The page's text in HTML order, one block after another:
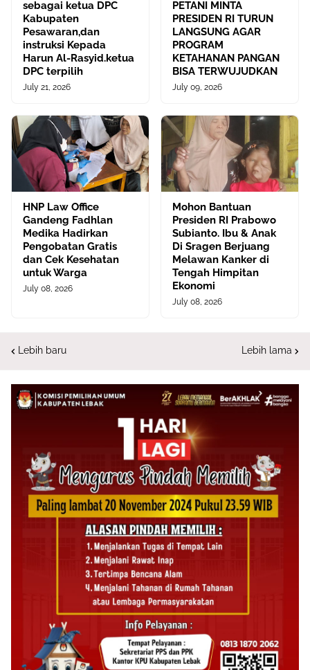
sebagai ketua DPC
Kabupaten
Pesawaran,dan
instruksi Kepada
Harun Al-Rasyid.ketua
DPC terpilih
July 21, 2026
PETANI MINTA
PRESIDEN RI TURUN
LANGSUNG AGAR
PROGRAM
KETAHANAN PANGAN
BISA TERWUJUDKAN
July 09, 2026
HNP Law Office
Gandeng Fadhlan
Medika Hadirkan
Pengobatan Gratis
dan Cek Kesehatan
untuk Warga
July 08, 2026
Mohon Bantuan
Presiden RI Prabowo
Subianto. Ibu & Anak
Di Sragen Berjuang
Melawan Kanker di
Tengah Himpitan
Ekonomi
July 08, 2026
Lebih baru Lebih lama